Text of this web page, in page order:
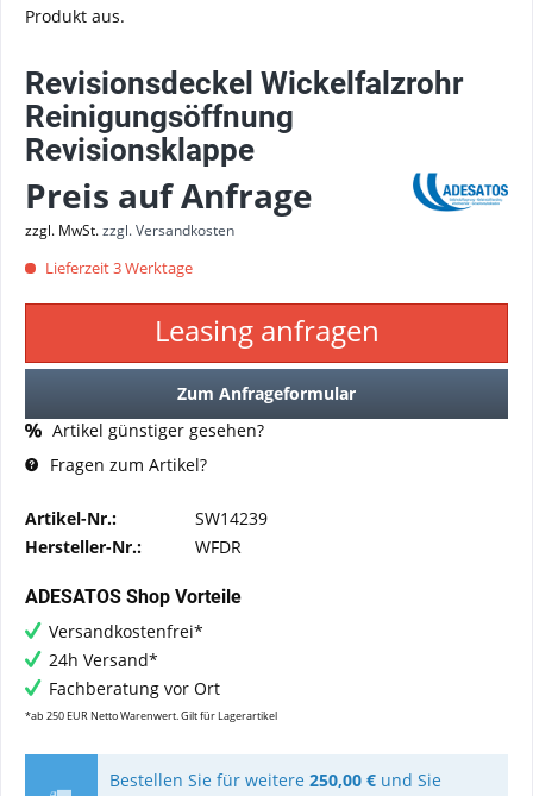
Produkt aus.
Revisionsdeckel Wickelfalzrohr
Reinigungsöffnung
Revisionsklappe
Preis auf Anfrage
zzgl. MwSt.zzgl. Versandkosten
Lieferzeit 3 Werktage
Leasing anfragen
Zum Anfrageformular
Artikel günstiger gesehen?
Fragen zum Artikel?
Artikel-Nr.:
SW14239
Hersteller-Nr.:
WFDR
ADESATOS Shop Vorteile
Versandkostenfrei*
24h Versand*
Fachberatung vor Ort
*ab 250 EUR Netto Warenwert. Gilt für Lagerartikel
Bestellen Sie für weitere 250,00 €und Sie